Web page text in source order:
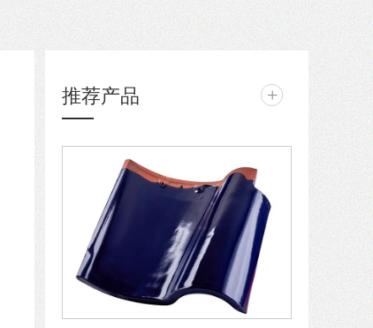
推荐产品 +